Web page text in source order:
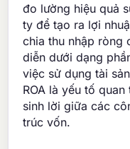
đo lường hiệu quả
ty để tạo ra lợi
chia thu nhập ròng
diễn dưới dạng
việc sử dụng tài
ROA là yếu tố
sinh lời giữa các
trúc vốn.